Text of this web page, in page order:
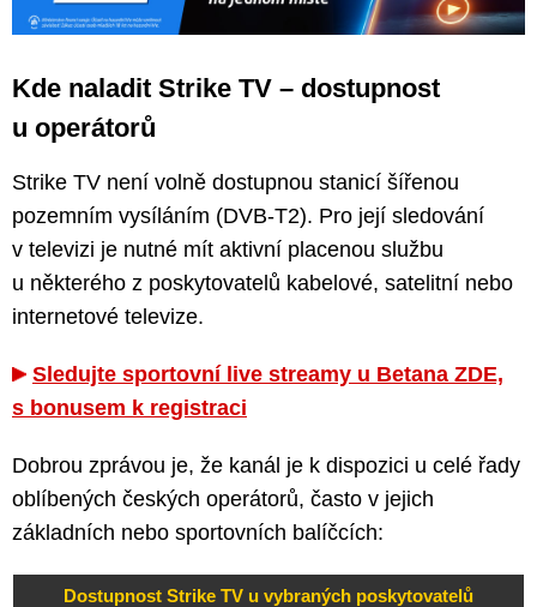
Kde naladit Strike TV – dostupnost
u operátorů
Strike TV není volně dostupnou stanicí šířenou
pozemním vysíláním (DVB-T2). Pro její sledování
v televizi je nutné mít aktivní placenou službu
u některého z poskytovatelů kabelové, satelitní nebo
internetové televize.
Sledujte sportovní live streamy u Betana ZDE,
s bonusem k registraci
Dobrou zprávou je, že kanál je k dispozici u celé řady
oblíbených českých operátorů, často v jejich
základních nebo sportovních balíčcích:
Dostupnost Strike TV u vybraných poskytovatelů